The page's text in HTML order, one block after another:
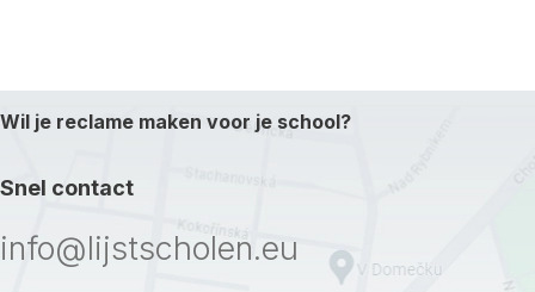
Wil je reclame maken voor je school?
Snel contact
info@lijstscholen.eu